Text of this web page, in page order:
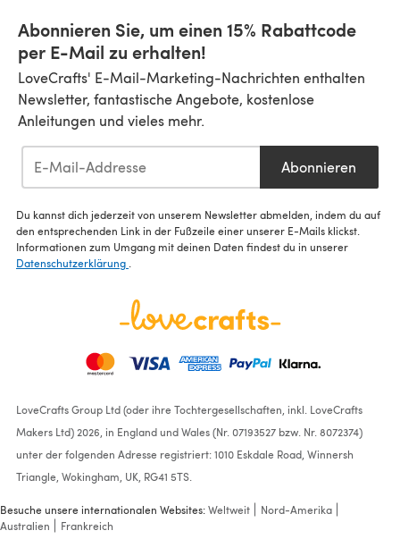
Abonnieren Sie, um einen 15% Rabattcode
per E-Mail zu erhalten!
LoveCrafts' E-Mail-Marketing-Nachrichten enthalten
Newsletter, fantastische Angebote, kostenlose
Anleitungen und vieles mehr.
Abonnieren
Du kannst dich jederzeit von unserem Newsletter abmelden, indem du auf
den entsprechenden Link in der Fußzeile einer unserer E-Mails klickst.
Informationen zum Umgang mit deinen Daten findest du in unserer
Datenschutzerklärung
LoveCrafts Group Ltd (oder ihre Tochtergesellschaften, inkl. LoveCrafts
Makers Ltd) 2026, in England und Wales (Nr. 07193527 bzw. Nr. 8072374)
unter der folgenden Adresse registriert: 1010 Eskdale Road, Winnersh
Triangle, Wokingham, UK, RG41 5TS.
Besuche unsere internationalen Websites:Weltweit
Nord-Amerika
Australien
Frankreich